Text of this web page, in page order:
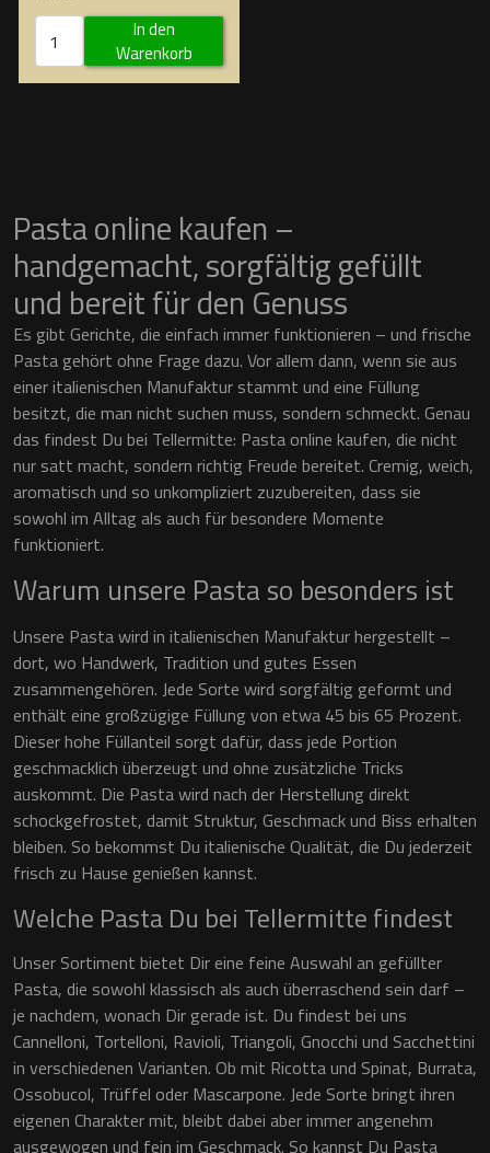
In den
Warenkorb
Pasta online kaufen –
handgemacht, sorgfältig gefüllt
und bereit für den Genuss
Es gibt Gerichte, die einfach immer funktionieren – und frische
Pasta gehört ohne Frage dazu. Vor allem dann, wenn sie aus
einer italienischen Manufaktur stammt und eine Füllung
besitzt, die man nicht suchen muss, sondern schmeckt. Genau
das findest Du bei Tellermitte: Pasta online kaufen, die nicht
nur satt macht, sondern richtig Freude bereitet. Cremig, weich,
aromatisch und so unkompliziert zuzubereiten, dass sie
sowohl im Alltag als auch für besondere Momente
funktioniert.
Warum unsere Pasta so besonders ist
Unsere Pasta wird in italienischen Manufaktur hergestellt –
dort, wo Handwerk, Tradition und gutes Essen
zusammengehören. Jede Sorte wird sorgfältig geformt und
enthält eine großzügige Füllung von etwa 45 bis 65 Prozent.
Dieser hohe Füllanteil sorgt dafür, dass jede Portion
geschmacklich überzeugt und ohne zusätzliche Tricks
auskommt. Die Pasta wird nach der Herstellung direkt
schockgefrostet, damit Struktur, Geschmack und Biss erhalten
bleiben. So bekommst Du italienische Qualität, die Du jederzeit
frisch zu Hause genießen kannst.
Welche Pasta Du bei Tellermitte findest
Unser Sortiment bietet Dir eine feine Auswahl an gefüllter
Pasta, die sowohl klassisch als auch überraschend sein darf –
je nachdem, wonach Dir gerade ist. Du findest bei uns
Cannelloni, Tortelloni, Ravioli, Triangoli, Gnocchi und Sacchettini
in verschiedenen Varianten. Ob mit Ricotta und Spinat, Burrata,
Ossobucol, Trüffel oder Mascarpone. Jede Sorte bringt ihren
eigenen Charakter mit, bleibt dabei aber immer angenehm
ausgewogen und fein im Geschmack. So kannst Du Pasta